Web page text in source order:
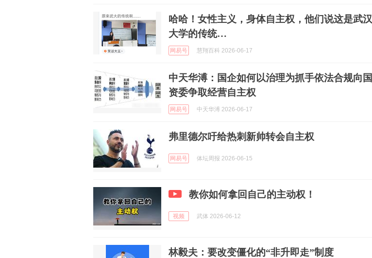
哈哈！女性主义，身体自主权，他们说这是武汉
大学的传统…
网易号 慧翔百科 2026-06-17
中天华溥：国企如何以治理为抓手依法合规向国
资委争取经营自主权
网易号 中天华溥 2026-06-17
弗里德尔吁给热刺新帅转会自主权
网易号 体坛周报 2026-06-15
教你如何拿回自己的主动权！
视频 武体 2026-06-12
林毅夫：要改变僵化的“非升即走”制度